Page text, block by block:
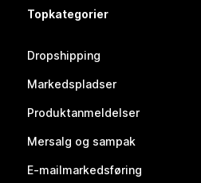
Topkategorier
Dropshipping
Markedspladser
Produktanmeldelser
Mersalg og sampak
E-mailmarkedsføring